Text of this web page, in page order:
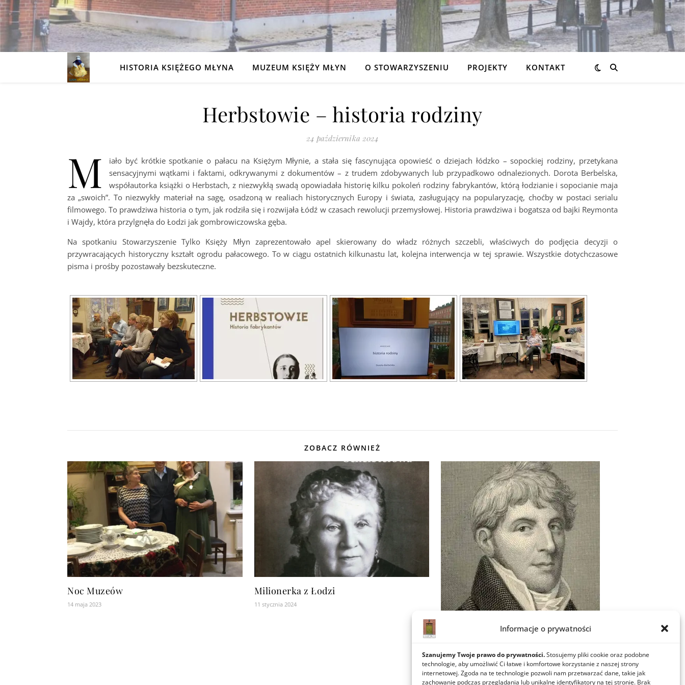
Informacje o prywatności
Szanujemy Twoje prawo do prywatności.Stosujemy pliki cookie oraz podobne
technologie, aby umożliwić Ci łatwe i komfortowe korzystanie z naszej strony
internetowej. Zgoda na te technologie pozwoli nam przetwarzać dane, takie jak
zachowanie podczas przeglądania lub unikalne identyfikatory na tej stronie. Brak
HISTORIA KSIĘŻEGO MŁYNA MUZEUM KSIĘŻY MŁYN O STOWARZYSZENIU PROJEKTY KONTAKT
Herbstowie – historia rodziny
24 października 2024
M
iało być krótkie spotkanie o pałacu na Księżym Młynie, a stała się fascynująca opowieść o dziejach łódzko – sopockiej rodziny, przetykana
sensacyjnymi wątkami i faktami, odkrywanymi z dokumentów – z trudem zdobywanych lub przypadkowo odnalezionych. Dorota Berbelska,
współautorka książki o Herbstach, z niezwykłą swadą opowiadała historię kilku pokoleń rodziny fabrykantów, którą łodzianie i sopocianie maja
za „swoich”. To niezwykły materiał na sagę, osadzoną w realiach historycznych Europy i świata, zasługujący na popularyzację, choćby w postaci serialu
filmowego. To prawdziwa historia o tym, jak rodziła się i rozwijała Łódź w czasach rewolucji przemysłowej. Historia prawdziwa i bogatsza od bajki Reymonta
i Wajdy, która przylgnęła do Łodzi jak gombrowiczowska gęba.
Na spotkaniu Stowarzyszenie Tylko Księży Młyn zaprezentowało apel skierowany do władz różnych szczebli, właściwych do podjęcia decyzji o
przywracających historyczny kształt ogrodu pałacowego. To w ciągu ostatnich kilkunastu lat, kolejna interwencja w tej sprawie. Wszystkie dotychczasowe
pisma i prośby pozostawały bezskuteczne.
ZOBACZ RÓWNIEŻ
Noc Muzeów
14 maja 2023
Milionerka z Łodzi
11 stycznia 2024
250-lecie urodzin Rajmunda Jacka
Rembielińskiego
30 stycznia 2025